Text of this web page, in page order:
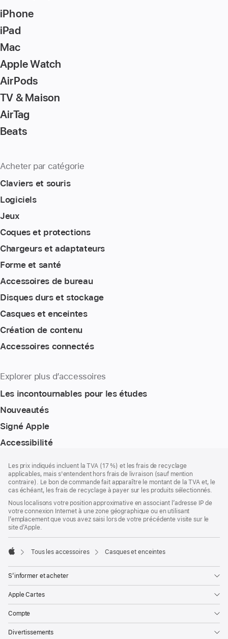
iPhone
iPad
Mac
Apple Watch
AirPods
TV & Maison
AirTag
Beats
Acheter par catégorie
Claviers et souris
Logiciels
Jeux
Coques et protections
Chargeurs et adaptateurs
Forme et santé
Accessoires de bureau
Disques durs et stockage
Casques et enceintes
Création de contenu
Accessoires connectés
Explorer plus d’accessoires
Les incontournables pour les études
Nouveautés
Signé Apple
Accessibilité
de
page
de
bas
de
Les prix indiqués incluent la TVA (17 %) et les frais de recyclage
applicables, mais s'entendent hors frais de livraison (sauf mention
contraire). Le bon de commande fait apparaître le montant de la TVA et, le
cas échéant, les frais de recyclage à payer sur les produits sélectionnés.
Nous localisons votre position approximative en associant l’adresse IP de
votre connexion Internet à une zone géographique ou en utilisant
l’emplacement que vous avez saisi lors de votre précédente visite sur le
site d’Apple.
Tous les accessoires Casques et enceintes
S’informer et acheter
Apple Cartes
Compte
Divertissements